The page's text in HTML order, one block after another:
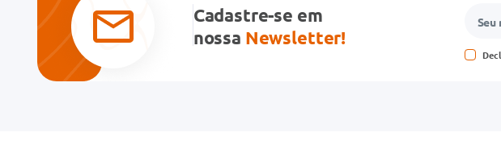
Cadastre-se em
nossa Newsletter!